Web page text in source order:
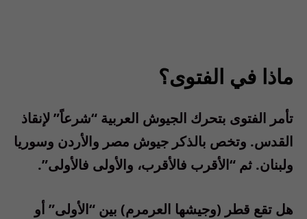
ماذا في الفتوى؟
تأمر الفتوى بتحرك الجيوش العربية “شرعاً” لإنقاذ
القدس. وتخص بالذكر جيوش مصر والأردن وسوريا
ولبنان. ثم “الأقرب فالأقرب، والأولى فالأولى”.
هل تقع قطر (وجيشها العرمرم) بين “الأولى” أو